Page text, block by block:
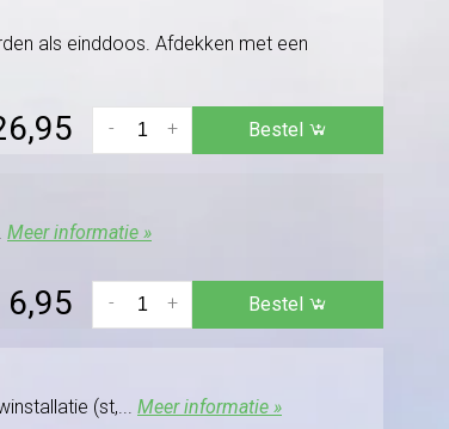
als einddoos. Afdekken met een
+
- Bestel
Meer informatie »
6,95 +
- Bestel
(st,... Meer informatie »